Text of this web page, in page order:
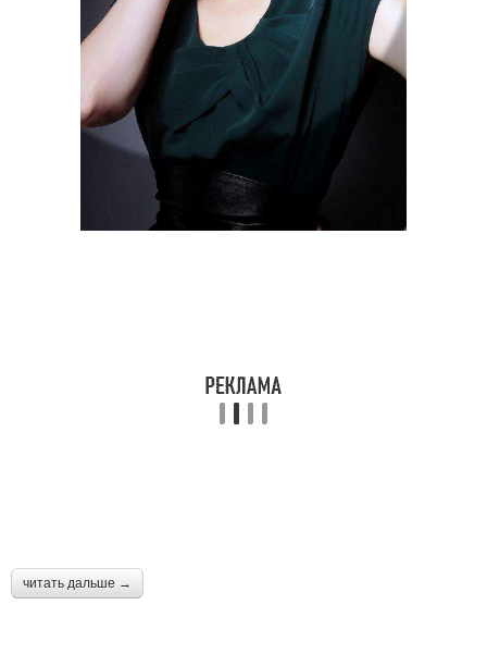
читать дальше →